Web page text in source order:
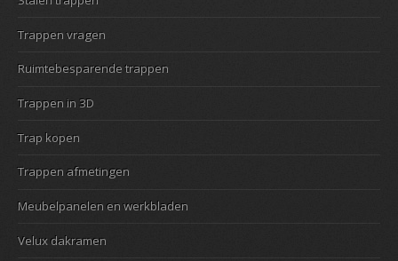
Trappen vragen
Ruimtebesparende trappen
Trappen in 3D
Trap kopen
Trappen afmetingen
Meubelpanelen en werkbladen
Velux dakramen